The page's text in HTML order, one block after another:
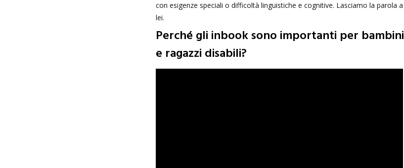
con esigenze speciali o difficoltà linguistiche e cognitive. Lasciamo la parola a
lei.
Perché gli inbook sono importanti per bambini
e ragazzi disabili?